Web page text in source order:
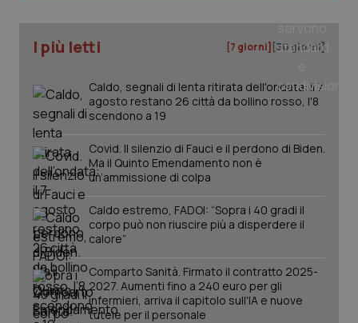
Quotidiano Chirurgia
Quotidiano Oncologia
Quotidiano Pediatria
Rene & patologie urogenitali
Salute orale & impianti
Sangue & coagulazione
Tiroide
I più letti [7 giorni] [30 giorni]
Caldo, segnali di lenta ritirata dell'ondata: il 7
agosto restano 26 città da bollino rosso, l'8
scendono a 19
Covid. Il silenzio di Fauci e il perdono di Biden.
Ma il Quinto Emendamento non è
un’ammissione di colpa
Caldo estremo, FADOI: “Sopra i 40 gradi il
corpo può non riuscire più a disperdere il
calore”
Comparto Sanità. Firmato il contratto 2025-
2027. Aumenti fino a 240 euro per gli
infermieri, arriva il capitolo sull'IA e nuove
tutele per il personale
VISITOR_PRIVACY_METADATA
YouTube
.youtube.com
CookieScriptConsent
CookieScript